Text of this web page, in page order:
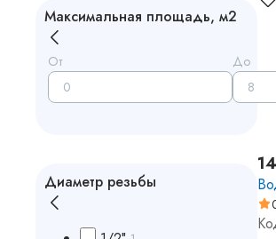
Максимальная площадь, м2
От До
Диаметр резьбы